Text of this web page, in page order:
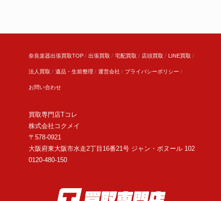
奈良楽器出張買取TOP 出張買取 宅配買取 店頭買取 LINE買取
法人買取 遺品・生前整理 運営会社 プライバシーポリシー
お問い合わせ
買取専門店Tコレ
株式会社コクメイ
〒578-0921
大阪府東大阪市水走2丁目16番21号 ジャン・ボヌール 102
0120-480-150